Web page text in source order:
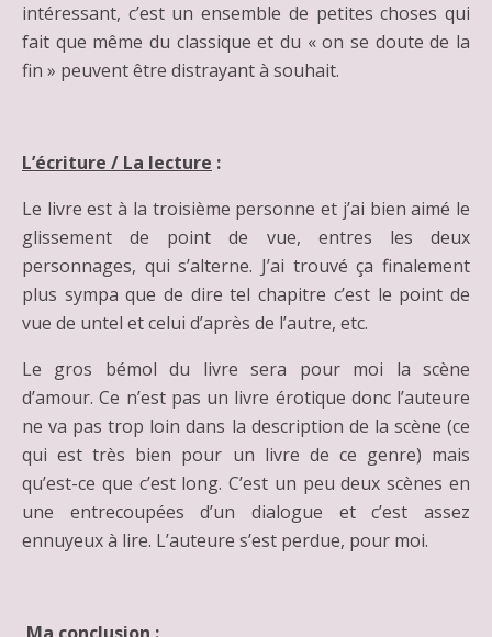
intéressant, c’est un ensemble de petites choses qui
fait que même du classique et du « on se doute de la
fin » peuvent être distrayant à souhait.
L’écriture / La lecture :
Le livre est à la troisième personne et j’ai bien aimé le
glissement de point de vue, entres les deux
personnages, qui s’alterne. J’ai trouvé ça finalement
plus sympa que de dire tel chapitre c’est le point de
vue de untel et celui d’après de l’autre, etc.
Le gros bémol du livre sera pour moi la scène
d’amour. Ce n’est pas un livre érotique donc l’auteure
ne va pas trop loin dans la description de la scène (ce
qui est très bien pour un livre de ce genre) mais
qu’est-ce que c’est long. C’est un peu deux scènes en
une entrecoupées d’un dialogue et c’est assez
ennuyeux à lire. L’auteure s’est perdue, pour moi.